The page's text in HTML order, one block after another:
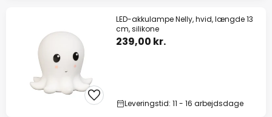
LED-akkulampe Nelly, hvid, længde 13
cm, silikone
239,00 kr.
Leveringstid: 11 - 16 arbejdsdage